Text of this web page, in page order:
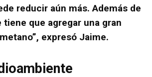
reducir aún más. Además de
que agregar una gran
expresó Jaime.